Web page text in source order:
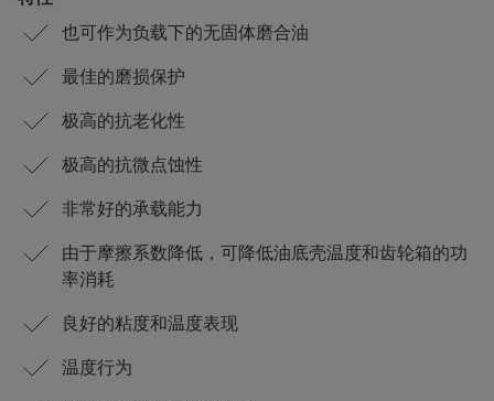
也可作为负载下的无固体磨合油
最佳的磨损保护
极高的抗老化性
极高的抗微点蚀性
非常好的承载能力
由于摩擦系数降低，可降低油底壳温度和齿轮箱的功
率消耗
良好的粘度和温度表现
温度行为